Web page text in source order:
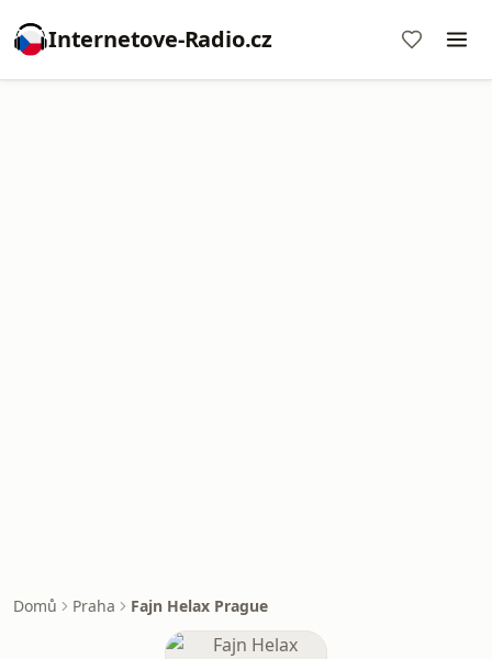
Internetove-Radio.cz
Domů Praha Fajn Helax Prague